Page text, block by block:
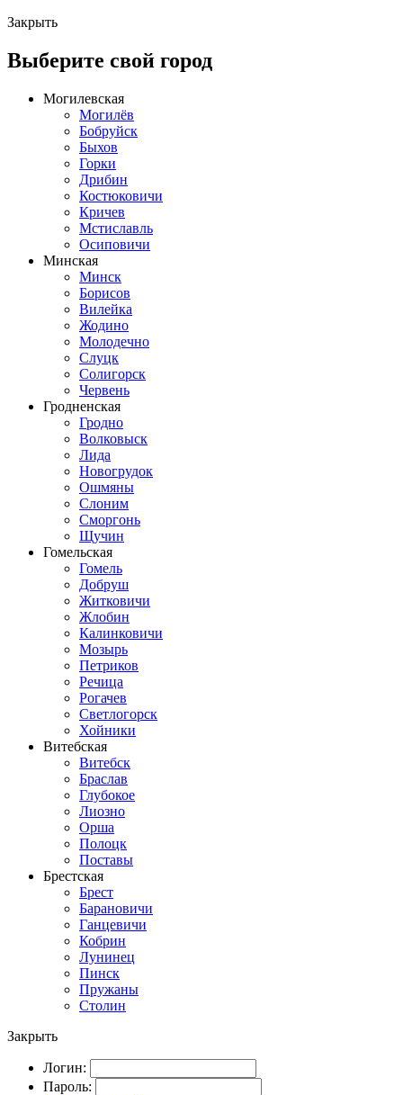
Закрыть
Выберите свой город
Могилевская
Могилёв
Бобруйск
Быхов
Горки
Дрибин
Костюковичи
Кричев
Мстиславль
Осиповичи
Минская
Минск
Борисов
Вилейка
Жодино
Молодечно
Слуцк
Солигорск
Червень
Гродненская
Гродно
Волковыск
Лида
Новогрудок
Ошмяны
Слоним
Сморгонь
Щучин
Гомельская
Гомель
Добруш
Житковичи
Жлобин
Калинковичи
Мозырь
Петриков
Речица
Рогачев
Светлогорск
Хойники
Витебская
Витебск
Браслав
Глубокое
Лиозно
Орша
Полоцк
Поставы
Брестская
Брест
Барановичи
Ганцевичи
Кобрин
Лунинец
Пинск
Пружаны
Столин
Закрыть
Логин:
Пароль: